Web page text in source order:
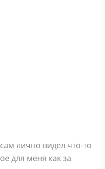
лично видел что-то
для меня как за